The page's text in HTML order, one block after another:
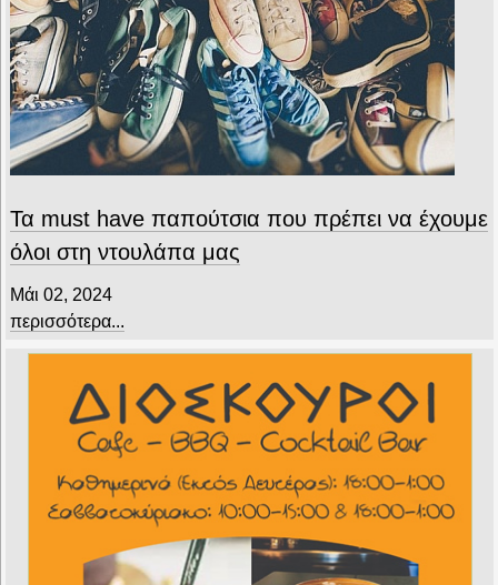
Τα must have παπούτσια που πρέπει να έχουμε
όλοι στη ντουλάπα μας
Μάι 02, 2024
περισσότερα...